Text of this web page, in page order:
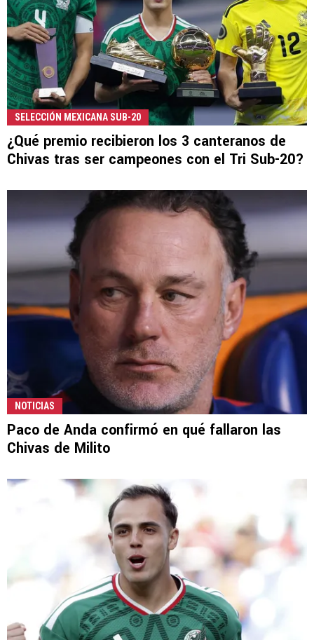
SELECCIÓN MEXICANA SUB-20
¿Qué premio recibieron los 3 canteranos de
Chivas tras ser campeones con el Tri Sub-20?
NOTICIAS
Paco de Anda confirmó en qué fallaron las
Chivas de Milito